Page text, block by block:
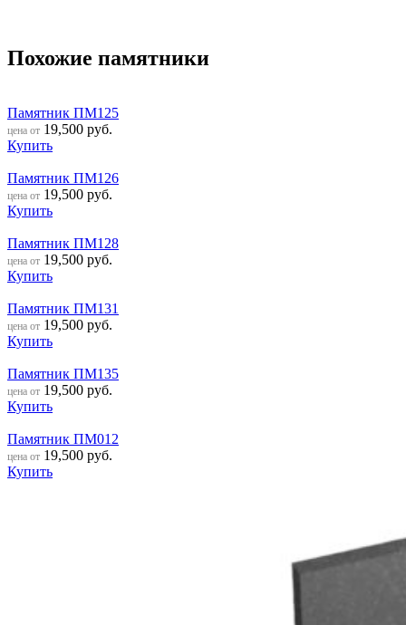
Похожие памятники
Памятник ПМ125
цена от 19,500 руб.
Купить
Памятник ПМ126
цена от 19,500 руб.
Купить
Памятник ПМ128
цена от 19,500 руб.
Купить
Памятник ПМ131
цена от 19,500 руб.
Купить
Памятник ПМ135
цена от 19,500 руб.
Купить
Памятник ПМ012
цена от 19,500 руб.
Купить